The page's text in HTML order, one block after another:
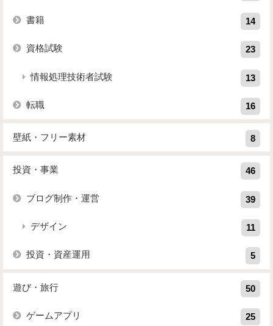
書籍 14
資格試験 23
情報処理技術者試験 13
転職 16
壁紙・フリー素材 8
投資・事業 46
ブログ制作・運営 39
デザイン 11
投資・資産運用 5
遊び・旅行 50
ゲームアプリ 25